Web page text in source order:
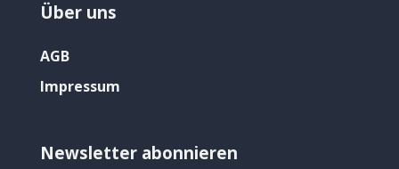
Über uns
AGB
Impressum
Newsletter abonnieren